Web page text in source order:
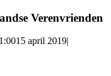
Verenvrienden
15 april 2019|